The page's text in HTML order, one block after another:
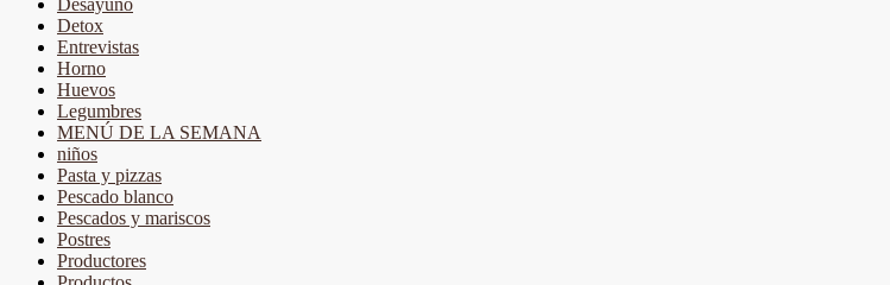
Detox
Entrevistas
Horno
Huevos
Legumbres
MENÚ DE LA SEMANA
niños
Pasta y pizzas
Pescado blanco
Pescados y mariscos
Postres
Productores